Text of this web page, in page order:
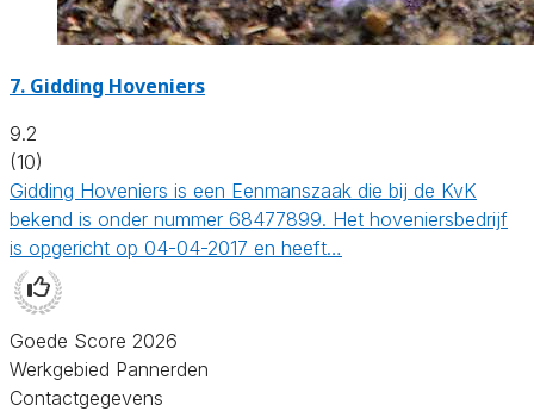
7. Gidding Hoveniers
9.2
(10)
Gidding Hoveniers is een Eenmanszaak die bij de KvK
bekend is onder nummer 68477899. Het hoveniersbedrijf
is opgericht op 04-04-2017 en heeft…
Goede Score 2026
Werkgebied Pannerden
Contactgegevens